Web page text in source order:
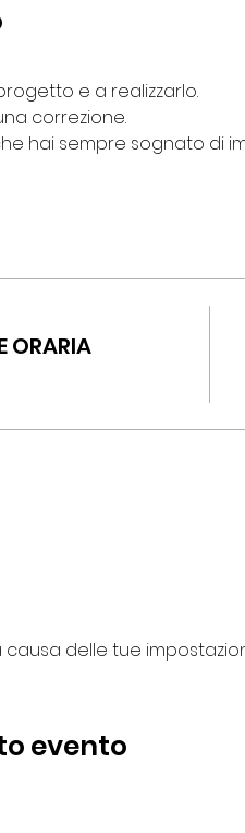
e a realizzarlo.
correzione.
hai sempre sognato di
ORARIA
delle tue
evento